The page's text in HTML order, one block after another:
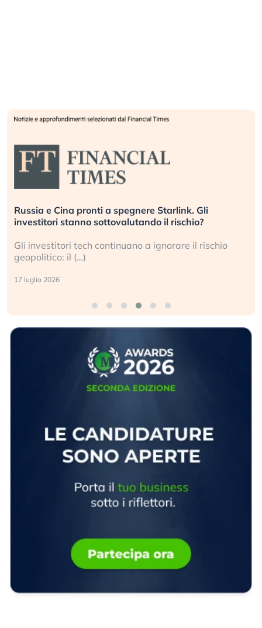
La grande operazione di insabbiamento sui data
center per l’AI, spiegata sul Financial Times
Le regole sulla trasparenza sembrano non valere
i data center e le big (…)
9 luglio 2026